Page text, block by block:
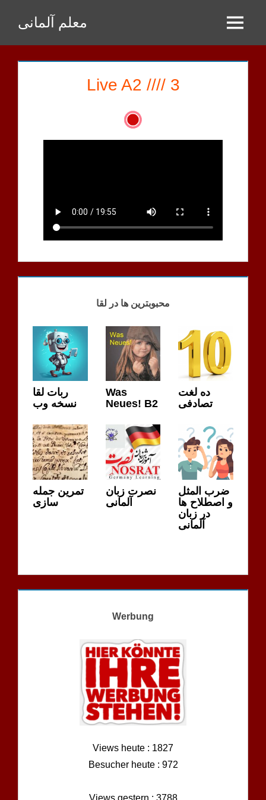
Inhalt
springen
معلم آلمانی Menu
Live A2 //// 3
محبوبترین ها در لقا
ربات لقا
نسخه وب
Was
Neues! B2
ده لغت
تصادفی
تمرین جمله
سازی
نصرت زبان
آلمانی
ضرب المثل
و اصطلاح ها
در زبان
آلمانی
Werbung
Views heute : 1827
Besucher heute : 972
Views gestern : 3788